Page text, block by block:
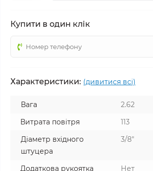
Купити в один клік
Характеристики: (дивитися всі)
Вага
2.62
Витрата повітря
113
Діаметр вхідного
штуцера
3/8"
Додаткова рукоятка
Нет